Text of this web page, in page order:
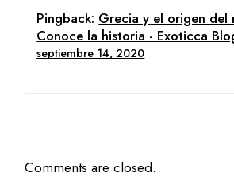
Pingback: Grecia y el origen del
Conoce la historia - Exoticca
septiembre 14, 2020
Comments are closed.